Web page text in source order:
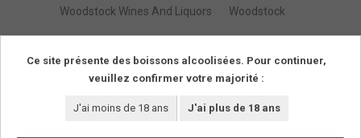
Woodstock Wines And Liquors Woodstock
274
Ce site présente des boissons alcoolisées. Pour continuer,
veuillez confirmer votre majorité :
J'ai moins de 18 ans J'ai plus de 18 ans